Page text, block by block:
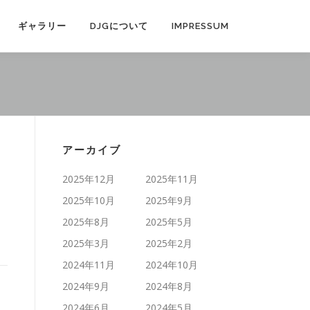
ギャラリー DJGについて IMPRESSUM
アーカイブ
2025年12月
2025年11月
2025年10月
2025年9月
2025年8月
2025年5月
2025年3月
2025年2月
2024年11月
2024年10月
2024年9月
2024年8月